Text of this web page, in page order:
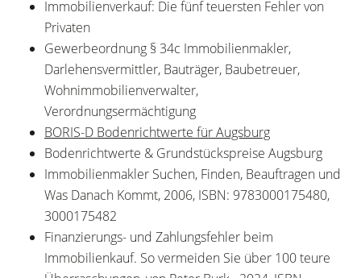
Immobilienverkauf: Die fünf teuersten Fehler von
Privaten
Gewerbeordnung § 34c Immobilienmakler,
Darlehensvermittler, Bauträger, Baubetreuer,
Wohnimmobilienverwalter,
Verordnungsermächtigung
BORIS-D Bodenrichtwerte für Augsburg
Bodenrichtwerte & Grundstückspreise Augsburg
Immobilienmakler Suchen, Finden, Beauftragen und
Was Danach Kommt, 2006, ISBN: 9783000175480,
3000175482
Finanzierungs- und Zahlungsfehler beim
Immobilienkauf. So vermeiden Sie über 100 teure